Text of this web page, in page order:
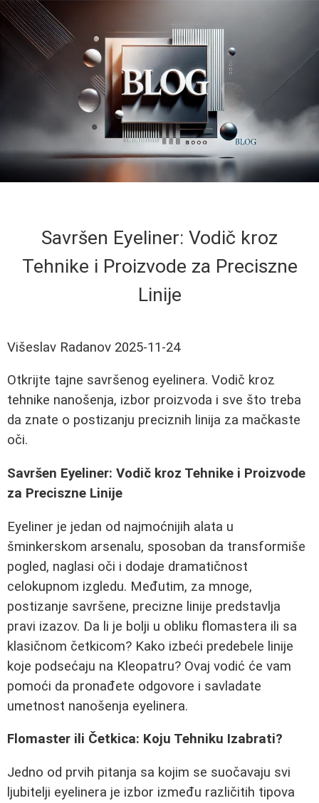
Savršen Eyeliner: Vodič kroz
Tehnike i Proizvode za Preciszne
Linije
Višeslav Radanov 2025-11-24
Otkrijte tajne savršenog eyelinera. Vodič kroz
tehnike nanošenja, izbor proizvoda i sve što treba
da znate o postizanju preciznih linija za mačkaste
oči.
Savršen Eyeliner: Vodič kroz Tehnike i Proizvode
za Preciszne Linije
Eyeliner je jedan od najmoćnijih alata u
šminkerskom arsenalu, sposoban da transformiše
pogled, naglasi oči i dodaje dramatičnost
celokupnom izgledu. Međutim, za mnoge,
postizanje savršene, precizne linije predstavlja
pravi izazov. Da li je bolji u obliku flomastera ili sa
klasičnom četkicom? Kako izbeći predebele linije
koje podsećaju na Kleopatru? Ovaj vodić će vam
pomoći da pronađete odgovore i savladate
umetnost nanošenja eyelinera.
Flomaster ili Četkica: Koju Tehniku Izabrati?
Jedno od prvih pitanja sa kojim se suočavaju svi
ljubitelji eyelinera je izbor između različitih tipova